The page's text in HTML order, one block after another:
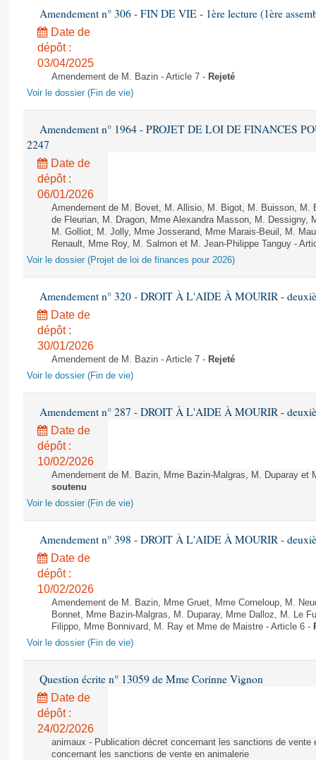
Amendement n° 306 - FIN DE VIE - 1ère lecture (1ère
Date de
dépôt :
03/04/2025
Amendement de M. Bazin - Article 7 - Rejeté
Voir le dossier (Fin de vie)
Amendement n° 1964 - PROJET DE LOI DE FINANCES
2247
Date de
dépôt :
06/01/2026
Amendement de M. Bovet, M. Allisio, M. Bigot, M. Buisson, M.
de Fleurian, M. Dragon, Mme Alexandra Masson, M. Dessigny,
M. Golliot, M. Jolly, Mme Josserand, Mme Marais-Beuil, M.
Renault, Mme Roy, M. Salmon et M. Jean-Philippe Tanguy -
Voir le dossier (Projet de loi de finances pour 2026)
Amendement n° 320 - DROIT À L'AIDE À MOURIR -
Date de
dépôt :
30/01/2026
Amendement de M. Bazin - Article 7 - Rejeté
Voir le dossier (Fin de vie)
Amendement n° 287 - DROIT À L'AIDE À MOURIR -
Date de
dépôt :
10/02/2026
Amendement de M. Bazin, Mme Bazin-Malgras, M. Duparay et
soutenu
Voir le dossier (Fin de vie)
Amendement n° 398 - DROIT À L'AIDE À MOURIR -
Date de
dépôt :
10/02/2026
Amendement de M. Bazin, Mme Gruet, Mme Corneloup, M.
Bonnet, Mme Bazin-Malgras, M. Duparay, Mme Dalloz, M. Le
Filippo, Mme Bonnivard, M. Ray et Mme de Maistre - Article 6 -
Voir le dossier (Fin de vie)
Question écrite n° 13059 de Mme Corinne Vignon
Date de
dépôt :
24/02/2026
animaux - Publication décret concernant les sanctions de vente
concernant les sanctions de vente en animalerie